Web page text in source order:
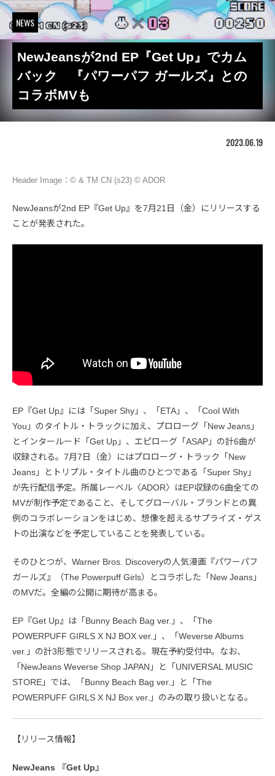
NEWS
NewJeansが2nd EP『Get Up』でカム
バック 『パワーパフ ガールズ』との
コラボMVも
2023.06.19
Header Image：© & TM CN (s23) © ADOR
NewJeansが2nd EP『Get Up』を7月21日（金）にリリースする
ことが発表された。
EP『Get Up』には「Super Shy」、「ETA」、「Cool With
You」のタイトル・トラックに加え、プロローグ「New Jeans」
とインタールード「Get Up」、エピローグ「ASAP」の計6曲が
収録される。7月7日（金）にはプロローグ・トラック「New
Jeans」とトリプル・タイトル曲のひとつである「Super Shy」
が先行配信予定。所属レーベル〈ADOR〉はEP収録の6曲全ての
MVが制作予定であること、そしてグローバル・ブランドとの異
例のコラボレーションをはじめ、想像を超えるサプライズ・ゲス
トの出演などを予定していることを発表している。
そのひとつが、Warner Bros. Discoveryの人気漫画『パワーパフ
ガールズ』（The Powerpuff Girls）とコラボした「New Jeans」
のMVだ。全編の公開に期待が高まる。
EP『Get Up』は「Bunny Beach Bag ver.」、「The
POWERPUFF GIRLS X NJ BOX ver.」、「Weverse Albums
ver.」の計3形態でリリースされる。現在予約受付中。なお、
「NewJeans Weverse Shop JAPAN」と「UNIVERSAL MUSIC
STORE」では、「Bunny Beach Bag ver.」と「The
POWERPUFF GIRLS X NJ Box ver.」のみの取り扱いとなる。
【リリース情報】
NewJeans 『Get Up』